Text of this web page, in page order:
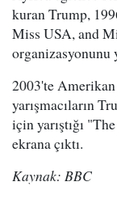
kuran Trump,
Miss USA, and
organizasyonunu
2003'te
yarışmacıların
için yarıştığı
ekrana çıktı.
Kaynak: BBC